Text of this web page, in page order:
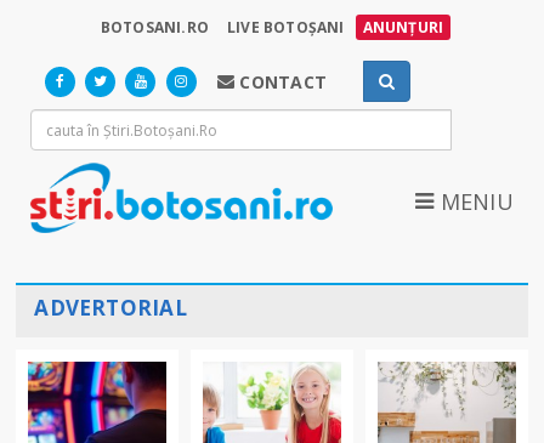
BOTOSANI.RO LIVE BOTOȘANI ANUNȚURI
CONTACT
MENIU
ADVERTORIAL